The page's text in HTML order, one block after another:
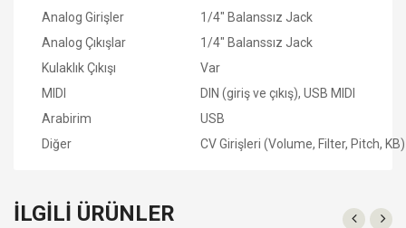
Analog Girişler
1/4" Balanssız Jack
Analog Çıkışlar
1/4" Balanssız Jack
Kulaklık Çıkışı
Var
MIDI
DIN (giriş ve çıkış), USB MIDI
Arabirim
USB
Diğer
CV Girişleri (Volume, Filter, Pitch, KB)
İLGILI ÜRÜNLER